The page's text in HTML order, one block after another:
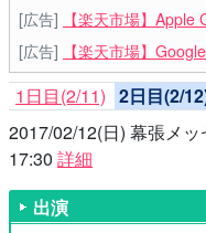
[広告]
【楽天市場】Apple
[広告]
【楽天市場】
1日目(2/11) 2日目(2/
2017/02/12(日) 幕張メ
17:30 詳細
出演